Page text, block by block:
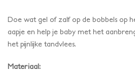
Doe wat gel of zalf op de bobbels op
aapje en help je baby met het
het pijnlijke tandvlees.
Materiaal: